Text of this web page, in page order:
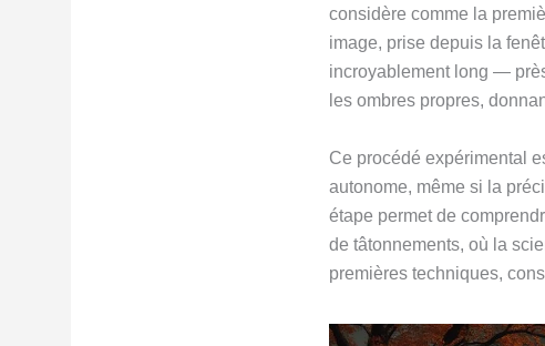
considère comme la
image, prise depuis la
incroyablement long —
les ombres propres,
Ce procédé expérimental
autonome, même si la
étape permet de
de tâtonnements, où la
premières techniques,